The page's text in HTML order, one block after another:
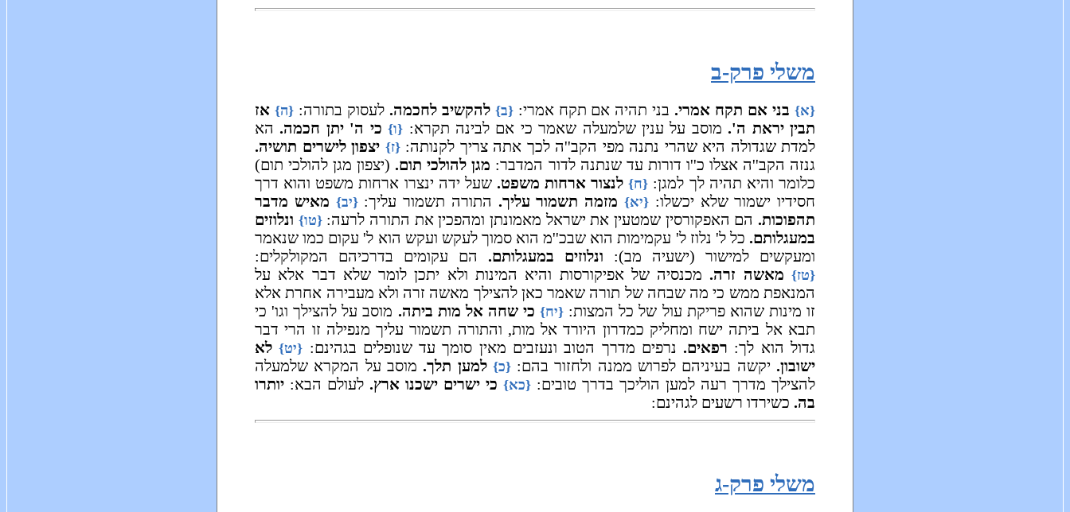
משלי פרק-ב
{א} בני אם תקח אמרי. בני תהיה אם תקח אמרי:{ב} להקשיב לחכמה. לעסוק בתורה:{ה} אז
תבין יראת ה'. מוסב על ענין שלמעלה שאמר כי אם לבינה תקרא: {ו} כי ה' יתן חכמה. הא
למדת שגדולה היא שהרי נתנה מפי הקב''ה לכך אתה צריך לקנותה:{ז} יצפון לישרים תושיה.
גנזה הקב''ה אצלו כ''ו דורות עד שנתנה לדור המדבר: מגן להולכי תום. (יצפון מגן להולכי תום)
כלומר והיא תהיה לך למגן: {ח} לנצור ארחות משפט. שעל ידה ינצרו ארחות משפט והוא דרך
חסידיו ישמור שלא יכשלו:{יא} מזמה תשמור עליך. התורה תשמור עליך:{יב} מאיש מדבר
תהפוכות. הם האפקורסין שמטעין את ישראל מאמונתן ומהפכין את התורה לרעה:{טו} ונלוזים
במעגלותם. כל ל' נלוז ל' עקמימות הוא שבכ''מ הוא סמוך לעקש ועקש הוא ל' עקום כמו שנאמר
ומעקשים למישור (ישעיה מב): ונלוזים במעגלותם. הם עקומים בדרכיהם המקולקלים:
{טז} מאשה זרה. מכנסיה של אפיקורסות והיא המינות ולא יתכן לומר שלא דבר אלא על
המנאפת ממש כי מה שבחה של תורה שאמר כאן להצילך מאשה זרה ולא מעבירה אחרת אלא
זו מינות שהוא פריקת עול של כל המצות: {יח} כי שחה אל מות ביתה. מוסב על להצילך וגו' כי
תבא אל ביתה ישח ומחליק כמדרון היורד אל מות, והתורה תשמור עליך מנפילה זו הרי דבר
גדול הוא לך: רפאים. נרפים מדרך הטוב ונעזבים מאין סומך עד שנופלים בגהינם: {יט} לא
ישובון. יקשה בעיניהם לפרוש ממנה ולחזור בהם:{כ} למען תלך. מוסב על המקרא שלמעלה
להצילך מדרך רעה למען הוליכך בדרך טובים: {כא} כי ישרים ישכנו ארץ. לעולם הבא: יותרו
בה. כשירדו רשעים לגהינם:
משלי פרק-ג